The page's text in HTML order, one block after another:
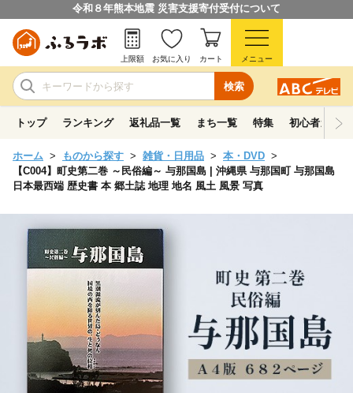
令和８年熊本地震 災害支援寄付受付について
検索
上限額 お気に入り カート メニュー
トップ ランキング 返礼品一覧 まち一覧 特集 初心者ガイド
ホーム ものから探す 雑貨・日用品
本・DVD
【C004】町史第二巻 ～民俗編～ 与那国島 | 沖縄県 与那国町 与那国島
日本最西端 歴史書 本 郷土誌 地理 地名 風土 風景 写真